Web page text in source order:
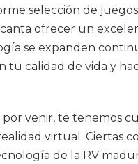
selección de
ofrecer un
se expanden
tu calidad de vida y
venir, te tenemos
virtual. Ciertas
de la RV